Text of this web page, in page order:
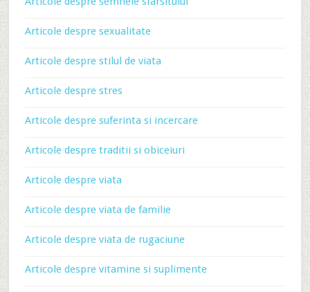
Articole despre sexualitate
Articole despre stilul de viata
Articole despre stres
Articole despre suferinta si incercare
Articole despre traditii si obiceiuri
Articole despre viata
Articole despre viata de familie
Articole despre viata de rugaciune
Articole despre vitamine si suplimente